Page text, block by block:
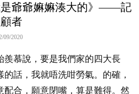
是爺爺嫲嫲湊大的》——記
者
09/2020
羨慕說，要是我們家的四大長
話，我就唔洗咁勞氣。的確，
配合，願意閉嘴，算是難得。然